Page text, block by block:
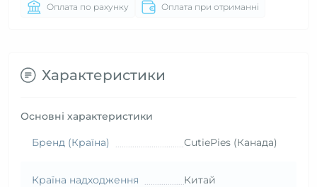
Оплата по рахунку
Оплата при отриманні
Характеристики
Основні характеристики
Бренд (Країна) CutiePies (Канада)
Країна надходження Китай